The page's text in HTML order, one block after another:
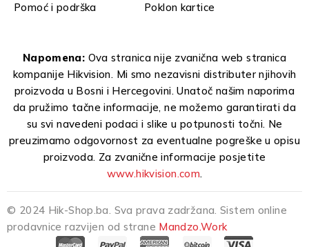
Pomoć i podrška
Poklon kartice
Napomena: Ova stranica nije zvanična web stranica
kompanije Hikvision. Mi smo nezavisni distributer njihovih
proizvoda u Bosni i Hercegovini. Unatoč našim naporima
da pružimo tačne informacije, ne možemo garantirati da
su svi navedeni podaci i slike u potpunosti točni. Ne
preuzimamo odgovornost za eventualne pogreške u opisu
proizvoda. Za zvanične informacije posjetite
www.hikvision.com.
© 2024 Hik-Shop.ba. Sva prava zadržana. Sistem online
prodavnice razvijen od strane Mandzo.Work